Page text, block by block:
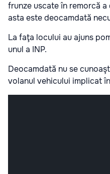
frunze uscate în remorcă
asta este deocamdată
La faţa locului au ajuns
unul a INP.
Deocamdată nu se
volanul vehicului implicat